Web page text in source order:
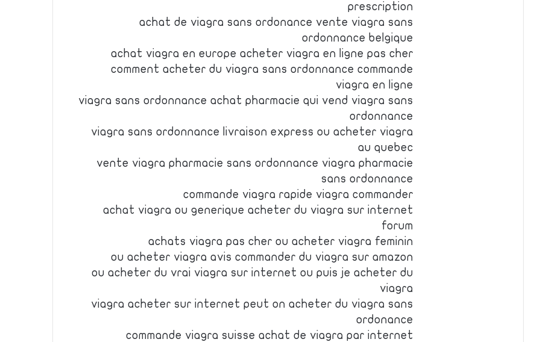
prescription
achat de viagra sans ordonance vente viagra sans
ordonnance belgique
achat viagra en europe acheter viagra en ligne pas cher
comment acheter du viagra sans ordonnance commande
viagra en ligne
viagra sans ordonnance achat pharmacie qui vend viagra sans
ordonnance
viagra sans ordonnance livraison express ou acheter viagra
au quebec
vente viagra pharmacie sans ordonnance viagra pharmacie
sans ordonnance
commande viagra rapide viagra commander
achat viagra ou generique acheter du viagra sur internet
forum
achats viagra pas cher ou acheter viagra feminin
ou acheter viagra avis commander du viagra sur amazon
ou acheter du vrai viagra sur internet ou puis je acheter du
viagra
viagra acheter sur internet peut on acheter du viagra sans
ordonance
commande viagra suisse achat de viagra par internet